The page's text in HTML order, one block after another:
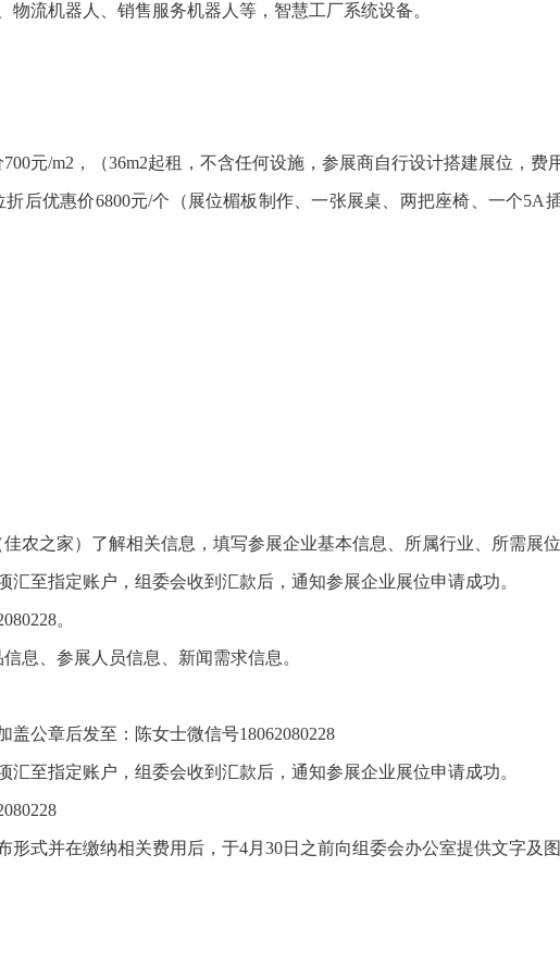
流机器人、销售服务机器人等，智慧工厂系统设备。
元/m2 ，（36m2起租，不含任何设施，参展商自行设计搭建展位，费
后优惠价6800元/个（展位楣板制作、一张展桌、两把座椅、一个5A
农之家）了解相关信息，填写参展企业基本信息、所属行业、所需展位
至指定账户，组委会收到汇款后，通知参展企业展位申请成功。
。
息、参展人员信息、新闻需求信息。
公章后发至：陈女士微信号18062080228
至指定账户，组委会收到汇款后，通知参展企业展位申请成功。
式并在缴纳相关费用后，于4月30日之前向组委会办公室提供文字及图